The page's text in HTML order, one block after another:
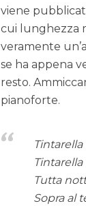
viene
cui lunghezza
veramente
se ha appena
resto.
pianoforte.
Tutta
Sopra al